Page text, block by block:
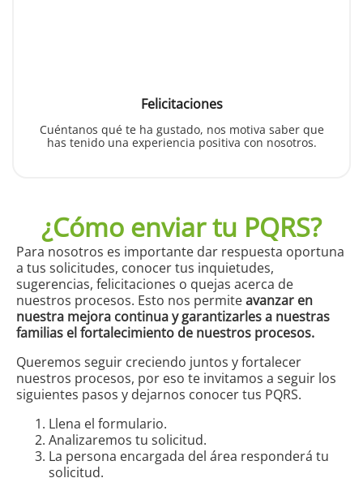
Felicitaciones
Cuéntanos qué te ha gustado, nos motiva saber que
has tenido una experiencia positiva con nosotros.
¿Cómo enviar tu PQRS?
Para nosotros es importante dar respuesta oportuna
a tus solicitudes, conocer tus inquietudes,
sugerencias, felicitaciones o quejas acerca de
nuestros procesos. Esto nos permiteavanzar en
nuestra mejora continua y garantizarles a nuestras
familias el fortalecimiento de nuestros procesos.
Queremos seguir creciendo juntos y fortalecer
nuestros procesos, por eso te invitamos a seguir los
siguientes pasos y dejarnos conocer tus PQRS.
Llena el formulario.
Analizaremos tu solicitud.
La persona encargada del área responderá tu
solicitud.